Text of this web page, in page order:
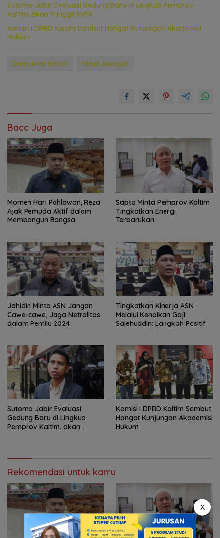
Sutomo Jabir Evaluasi Gedung Baru di Lingkup Pemprov
Kaltim, akan Panggil PUPR
Komisi I DPRD Kaltim Sambut Hangat Kunjungan Akademisi
Hukum
Demokrat Kaltim Faisal Assegaf
Baca Juga
Momen Hari Pahlawan, Reza
Ajak Pemuda Aktif dalam
Membangun Bangsa
Sapto Minta Pemprov Kaltim
Tingkatkan Energi
Terbarukan
Jahidin Minta ASN Jangan
Cawe-cawe, Jaga Netralitas
dalam Pemilu 2024
Tingkatkan Kinerja ASN
Melalui Kenaikan Gaji:
Salehuddin: Langkah Positif
Sutomo Jabir Evaluasi
Gedung Baru di Lingkup
Pemprov Kaltim, akan
Komisi I DPRD Kaltim Sambut
Hangat Kunjungan Akademisi
Hukum
Rekomendasi untuk kamu
X